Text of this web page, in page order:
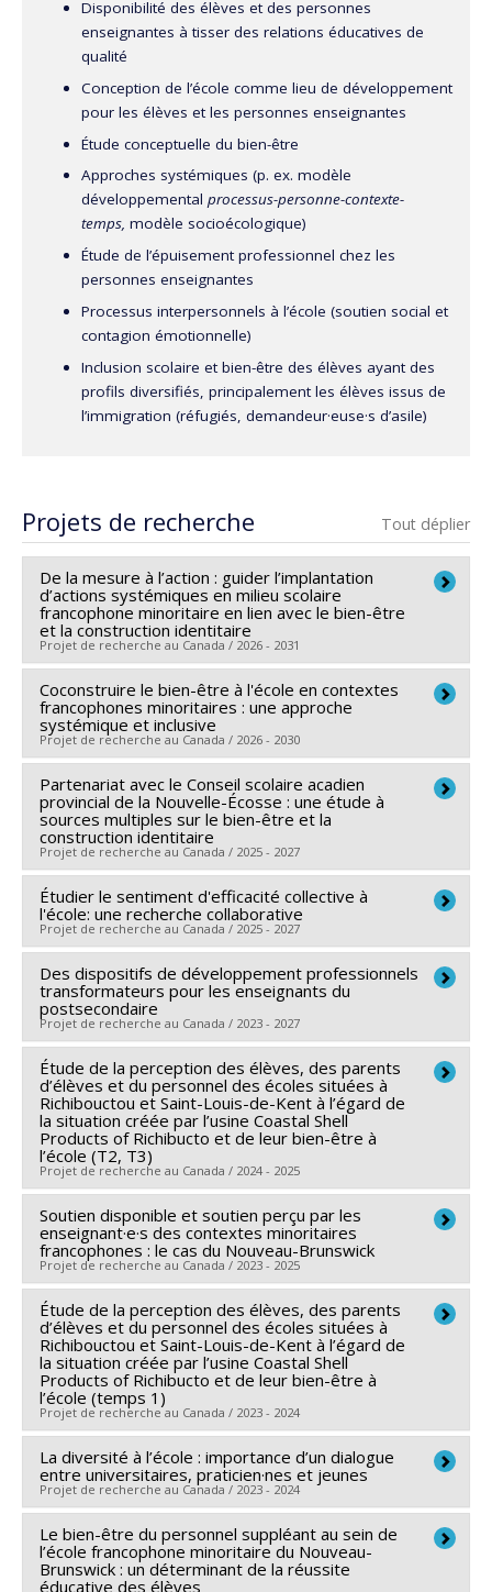
Disponibilité des élèves et des personnes
enseignantes à tisser des relations éducatives de
qualité
Conception de l’école comme lieu de développement
pour les élèves et les personnes enseignantes
Étude conceptuelle du bien-être
Approches systémiques (p. ex. modèle
développemental processus-personne-contexte-
temps, modèle socioécologique)
Étude de l’épuisement professionnel chez les
personnes enseignantes
Processus interpersonnels à l’école (soutien social et
contagion émotionnelle)
Inclusion scolaire et bien-être des élèves ayant des
profils diversifiés, principalement les élèves issus de
l’immigration (réfugiés, demandeur·euse·s d’asile)
Projets de recherche Tout déplier
De la mesure à l’action : guider l’implantation
d’actions systémiques en milieu scolaire
francophone minoritaire en lien avec le bien-être
et la construction identitaire
Projet de recherche au Canada / 2026 - 2031
Chercheur principal : Caterina Mamprin
Sources de financement :FRQSC/Fonds de recherche
du Québec - Société et culture (FQRSC)
Programmes de subvention :
PV113813-(NP) Soutien
à la recherche pour la relève professorale
Coconstruire le bien-être à l'école en contextes
francophones minoritaires : une approche
systémique et inclusive
Projet de recherche au Canada / 2026 - 2030
Chercheur principal : Caterina Mamprin
Co-chercheurs : Garine Papazian-Zohrabian,Louise
Clément,Simon VIVIERS
Wentzel,Marie-Michèle Roy,Mariève Pelletier
Sources de financement :CRSH/Conseil de recherches
en sciences humaines du Canada
Programmes de subvention :PVX99097-Subvention
de développement de partenariat
Partenariat avec le Conseil scolaire acadien
provincial de la Nouvelle-Écosse : une étude à
sources multiples sur le bien-être et la
construction identitaire
Projet de recherche au Canada / 2025 - 2027
Chercheur principal : Caterina Mamprin
Sources de financement :CRSH/Conseil de recherches
en sciences humaines du Canada
Programmes de subvention :PVX20020-Subvention
institutionnelle du CRSH - Subventions d'exploration
Étudier le sentiment d'efficacité collective à
l'école: une recherche collaborative
Projet de recherche au Canada / 2025 - 2027
Chercheur principal : Caterina Mamprin
Co-chercheurs : Louise Clément
Sources de financement :CRSH/Conseil de recherches
en sciences humaines du Canada
Programmes de subvention : PVXXXXXX-Subvention
d'engagement partenarial
Des dispositifs de développement professionnels
transformateurs pour les enseignants du
postsecondaire
Projet de recherche au Canada / 2023 - 2027
Chercheur principal : Bruno Poellhuber
Co-chercheurs : Normand Roy,Caterina Mamprin
Chantal Tremblay ,Florent Michelot
Sources de financement :
en sciences humaines du Canada
Programmes de subvention : PVXXXXXX-Subvention
Savoir
Étude de la perception des élèves, des parents
d’élèves et du personnel des écoles situées à
Richibouctou et Saint-Louis-de-Kent à l’égard de
la situation créée par l’usine Coastal Shell
Products of Richibucto et de leur bien-être à
l’école (T2, T3)
Projet de recherche au Canada / 2024 - 2025
Chercheur principal : Louise Clément
Co-chercheurs : Caterina Mamprin
Sources de financement :CRSH/Conseil de recherches
en sciences humaines du Canada
Programmes de subvention : PVXXXXXX-Subvention
d'engagement partenarial
Soutien disponible et soutien perçu par les
enseignant·e·s des contextes minoritaires
francophones : le cas du Nouveau-Brunswick
Projet de recherche au Canada / 2023 - 2025
Chercheur principal : Caterina Mamprin
Co-chercheurs : Louise Clément
Sources de financement :CRSH/Conseil de recherches
en sciences humaines du Canada
Programmes de subvention :PV153480-Subventions
de développement Savoir
Étude de la perception des élèves, des parents
d’élèves et du personnel des écoles situées à
Richibouctou et Saint-Louis-de-Kent à l’égard de
la situation créée par l’usine Coastal Shell
Products of Richibucto et de leur bien-être à
l’école (temps 1)
Projet de recherche au Canada / 2023 - 2024
La diversité à l’école : importance d’un dialogue
entre universitaires, praticien·nes et jeunes
Projet de recherche au Canada / 2023 - 2024
Chercheur principal : Nadia Rousseau
Co-chercheurs : Caterina Mamprin,Virginie Abat-Roy
Le bien-être du personnel suppléant au sein de
l’école francophone minoritaire du Nouveau-
Brunswick : un déterminant de la réussite
éducative des élèves